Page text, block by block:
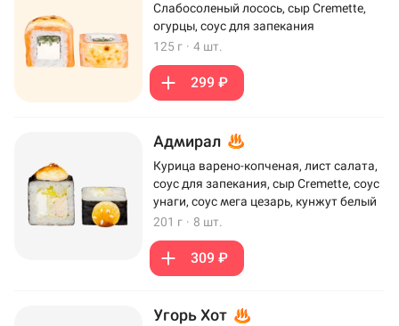
Слабосоленый лосось, сыр Cremette,
огурцы, соус для запекания
125 г · 4 шт.
299 ₽
Адмирал
Курица варено-копченая, лист салата,
соус для запекания, сыр Cremette, соус
унаги, соус мега цезарь, кунжут белый
201 г · 8 шт.
309 ₽
Угорь Хот